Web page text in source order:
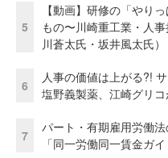
5
【動画】研修の「やり
もの〜川崎重工業・人
川蒼太氏・坂井風太氏）
6
人事の価値は上がる?!
塩野義製薬、江崎グリコ
7
パート・有期雇用労働
「同一労働同一賃金ガ